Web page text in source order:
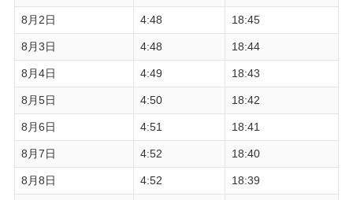
8月2日 4:48 18:45
8月3日 4:48 18:44
8月4日 4:49 18:43
8月5日 4:50 18:42
8月6日 4:51 18:41
8月7日 4:52 18:40
8月8日 4:52 18:39